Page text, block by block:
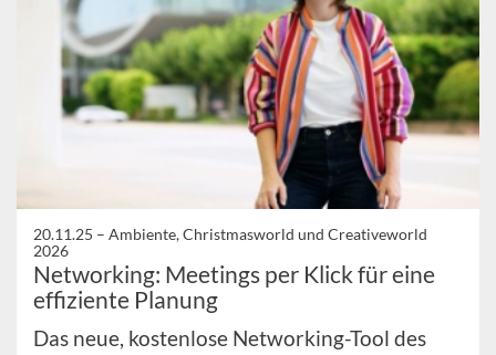
20.11.25 – Ambiente, Christmasworld und Creativeworld
2026
Networking: Meetings per Klick für eine
effiziente Planung
Das neue, kostenlose Networking-Tool des